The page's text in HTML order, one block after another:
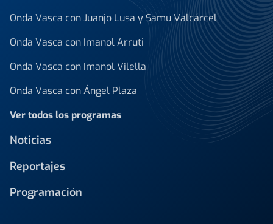
Onda Vasca con Juanjo Lusa y Samu Valcárcel
Onda Vasca con Imanol Arruti
Onda Vasca con Imanol Vilella
Onda Vasca con Ángel Plaza
Ver todos los programas
Noticias
Reportajes
Programación